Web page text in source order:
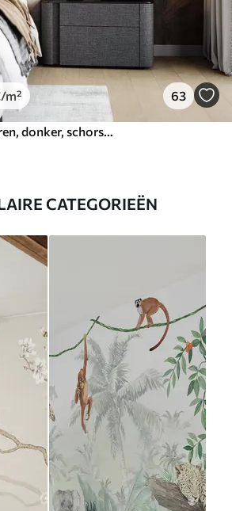
/m² 63
hout, textuur, scheuren, donker, schors, oppervlak
CATEGORIEËN